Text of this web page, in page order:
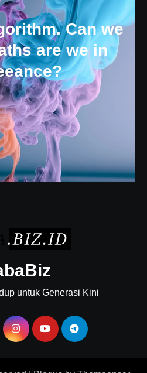
Can we
are we in
untuk Generasi Kini